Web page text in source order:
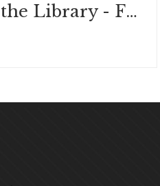
The Body in the Library - Free Reading